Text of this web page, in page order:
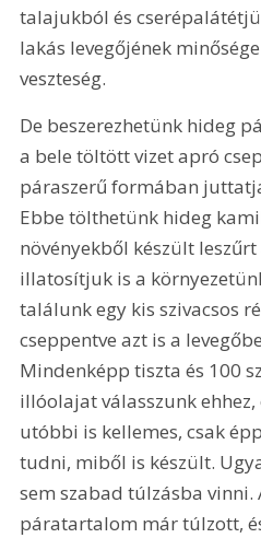
talajukból és
lakás levegőjének
veszteség.
De beszerezhetünk hideg
a bele töltött vizet apró
páraszerű formában
Ebbe tölthetünk hideg
növényekből készült
illatosítjuk is a
találunk egy kis szivacsos
cseppentve azt is a
Mindenképp tiszta és 100
illóolajat válasszunk
utóbbi is kellemes, csak
tudni, miből is készült.
sem szabad túlzásba vinni.
páratartalom már túlzott,